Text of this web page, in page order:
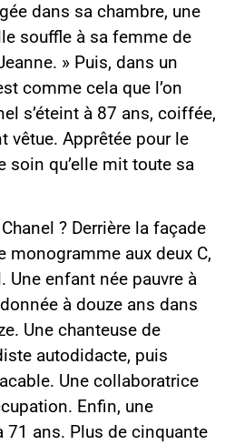
dans sa chambre, une
souffle à sa femme de
» Puis, dans un
comme cela que l’on
s’éteint à 87 ans, coiffée,
vêtue. Apprêtée pour le
soin qu’elle mit toute sa
? Derrière la façade
monogramme aux deux C,
Une enfant née pauvre à
à douze ans dans
Une chanteuse de
autodidacte, puis
Une collaboratrice
Enfin, une
71 ans. Plus de cinquante